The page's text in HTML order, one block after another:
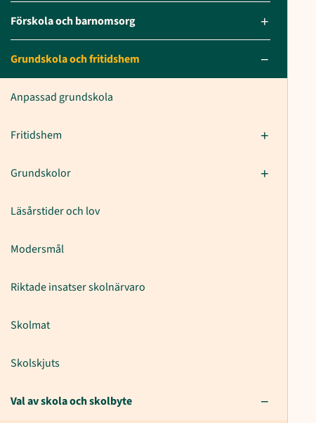
Förskola och barnomsorg
Grundskola och fritidshem
Anpassad grundskola
Fritidshem
Grundskolor
Läsårstider och lov
Modersmål
Riktade insatser skolnärvaro
Skolmat
Skolskjuts
Val av skola och skolbyte